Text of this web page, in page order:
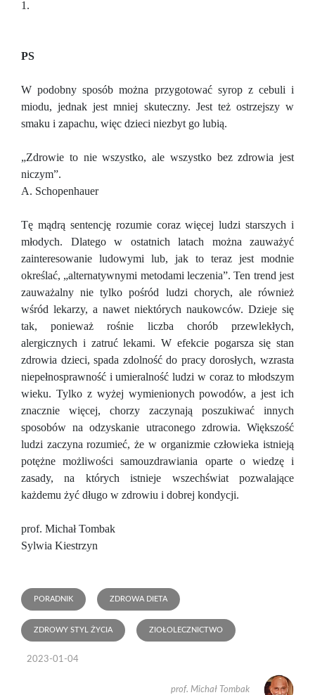
1.
PS
W podobny sposób można przygotować syrop z cebuli i
miodu, jednak jest mniej skuteczny. Jest też ostrzejszy w
smaku i zapachu, więc dzieci niezbyt go lubią.
„Zdrowie to nie wszystko, ale wszystko bez zdrowia jest
niczym”.
A. Schopenhauer
Tę mądrą sentencję rozumie coraz więcej ludzi starszych i
młodych. Dlatego w ostatnich latach można zauważyć
zainteresowanie ludowymi lub, jak to teraz jest modnie
określać, „alternatywnymi metodami leczenia”. Ten trend jest
zauważalny nie tylko pośród ludzi chorych, ale również
wśród lekarzy, a nawet niektórych naukowców. Dzieje się
tak, ponieważ rośnie liczba chorób przewlekłych,
alergicznych i zatruć lekami. W efekcie pogarsza się stan
zdrowia dzieci, spada zdolność do pracy dorosłych, wzrasta
niepełnosprawność i umieralność ludzi w coraz to młodszym
wieku. Tylko z wyżej wymienionych powodów, a jest ich
znacznie więcej, chorzy zaczynają poszukiwać innych
sposobów na odzyskanie utraconego zdrowia. Większość
ludzi zaczyna rozumieć, że w organizmie człowieka istnieją
potężne możliwości samouzdrawiania oparte o wiedzę i
zasady, na których istnieje wszechświat pozwalające
każdemu żyć długo w zdrowiu i dobrej kondycji.
prof. Michał Tombak
Sylwia Kiestrzyn
PORADNIK ZDROWA DIETA
ZDROWY STYL ŻYCIA ZIOŁOLECZNICTWO
2023-01-04
prof. Michał Tombak